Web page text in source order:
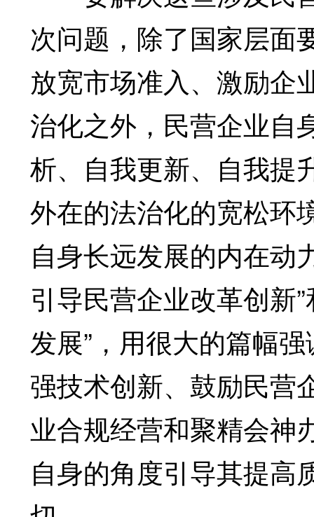
次问题，除了国家层面
放宽市场准入、激励企
治化之外，民营企业自
析、自我更新、自我提
外在的法治化的宽松环
自身长远发展的内在动
引导民营企业改革创新
发展”，用很大的篇幅
强技术创新、鼓励民营
业合规经营和聚精会神
自身的角度引导其提高